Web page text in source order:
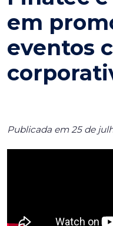
em
eventos
Publicada em 25 de